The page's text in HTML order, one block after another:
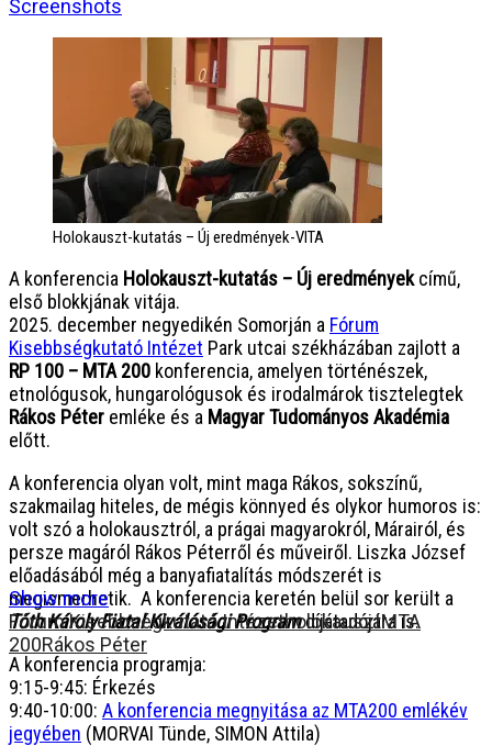
Screenshots
Holokauszt-kutatás – Új eredmények-VITA
A konferencia Holokauszt-kutatás – Új eredményekcímű,
első blokkjának vitája.
2025. december negyedikén Somorján a Fórum
Kisebbségkutató Intézet Park utcai székházában zajlott a
RP 100 – MTA 200 konferencia, amelyen történészek,
etnológusok, hungarológusok és irodalmárok tisztelegtek
Rákos Péter emléke és a Magyar Tudományos Akadémia
előtt.
A konferencia olyan volt, mint maga Rákos, sokszínű,
szakmailag hiteles, de mégis könnyed és olykor humoros is:
volt szó a holokausztról, a prágai magyarokról, Márairól, és
persze magáról Rákos Péterről és műveiről. Liszka József
előadásából még a banyafiatalítás módszerét is
megismerhetik. A konferencia keretén belül sor került a
Tóth Károly Fiatal Kiválósági Programdíjátadójára is.
A konferencia programja:
9:15-9:45: Érkezés
9:40-10:00: A konferencia megnyitása az MTA200 emlékév
jegyében (MORVAI Tünde, SIMON Attila)
Show more
Fórum Kisebbségkutató IntézetholokausztMTA
200Rákos Péter